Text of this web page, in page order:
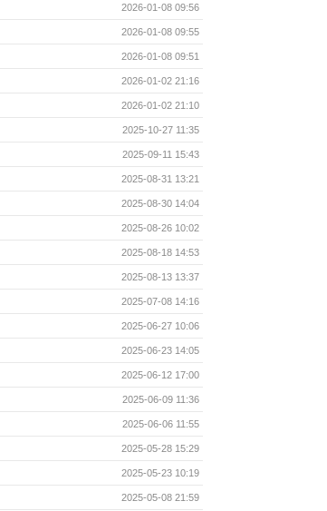
2026-01-08 09:56
2026-01-08 09:55
2026-01-08 09:51
2026-01-02 21:16
2026-01-02 21:10
2025-10-27 11:35
2025-09-11 15:43
2025-08-31 13:21
2025-08-30 14:04
2025-08-26 10:02
2025-08-18 14:53
2025-08-13 13:37
2025-07-08 14:16
2025-06-27 10:06
2025-06-23 14:05
2025-06-12 17:00
2025-06-09 11:36
2025-06-06 11:55
2025-05-28 15:29
2025-05-23 10:19
2025-05-08 21:59